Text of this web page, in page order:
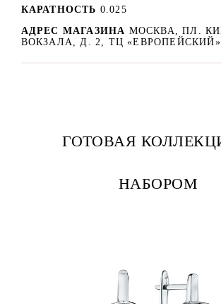
КАРАТНОСТЬ 0.025
АДРЕС МАГАЗИНА МОСКВА, ПЛ.
ВОКЗАЛА, Д. 2, ТЦ «ЕВРОПЕЙСКИЙ»
ГОТОВАЯ
НАБОРОМ